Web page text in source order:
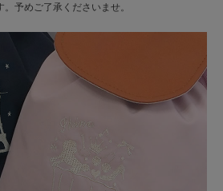
予めご了承くださいませ。